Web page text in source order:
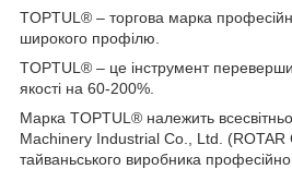
TOPTUL® – торгова марка
широкого профілю.
TOPTUL® – це інструмент
якості на 60-200%.
Марка TOPTUL® належить
Machinery Industrial Co., Ltd. (ROTAR
тайваньського виробника